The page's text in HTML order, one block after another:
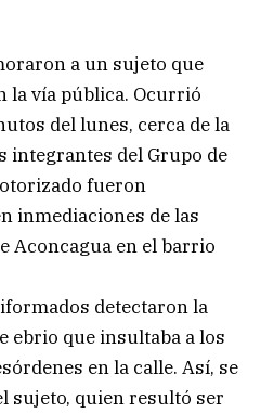
a un sujeto que
la vía pública. Ocurrió
del lunes, cerca de la
integrantes del Grupo de
fueron
inmediaciones de las
Aconcagua en el barrio
detectaron la
ebrio que insultaba a los
en la calle. Así, se
sujeto, quien resultó ser